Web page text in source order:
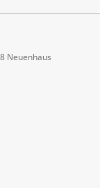
Neuenhaus